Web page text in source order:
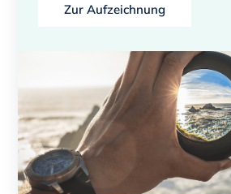
Zur Aufzeichnung